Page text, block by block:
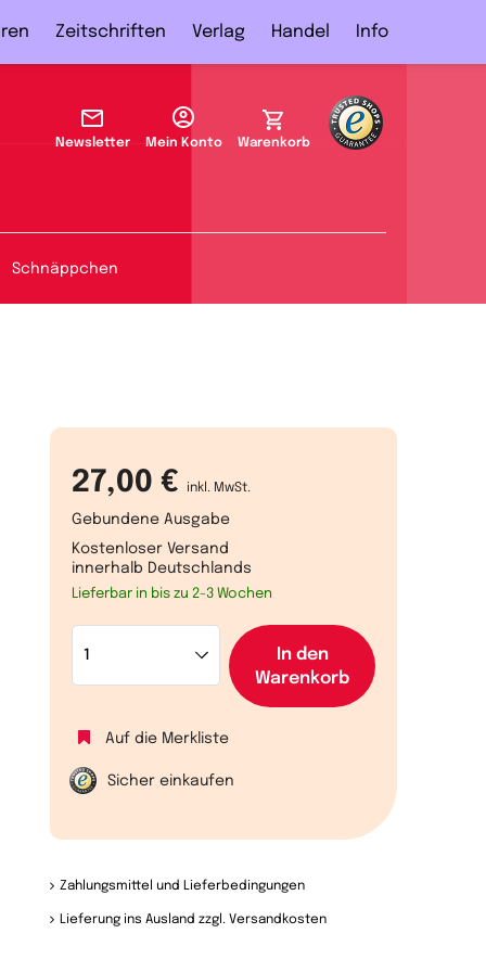
Zeitschriften Verlag Handel Info
Newsletter Mein Konto Warenkorb
Schnäppchen
27,00 € inkl. MwSt.
Gebundene Ausgabe
Kostenloser Versand
innerhalb Deutschlands
Lieferbar in bis zu 2-3 Wochen
In den
Warenkorb
Auf die Merkliste
Sicher einkaufen
Zahlungsmittel und Lieferbedingungen
Lieferung ins Ausland zzgl. Versandkosten